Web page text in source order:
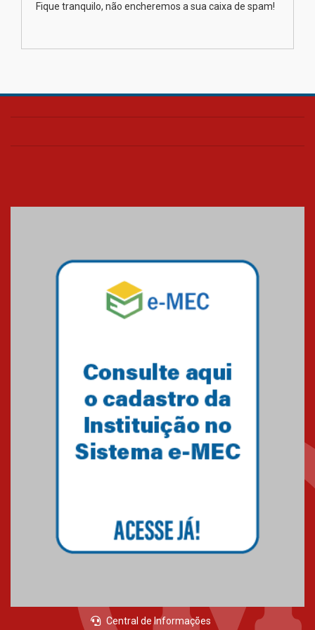
na educação dos filhos além da
Fique tranquilo, não encheremos a sua caixa de spam!
Central de Informações